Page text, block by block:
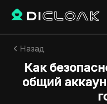
Назад
Как
общий